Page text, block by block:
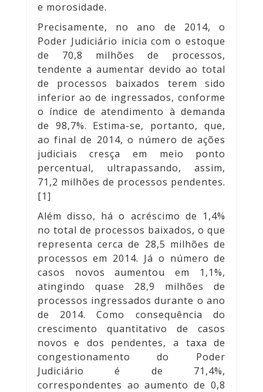
e morosidade.
Precisamente, no ano de 2014, o
Poder Judiciário inicia com o estoque
de 70,8 milhões de processos,
tendente a aumentar devido ao total
de processos baixados terem sido
inferior ao de ingressados, conforme
o índice de atendimento à demanda
de 98,7%. Estima-se, portanto, que,
ao final de 2014, o número de ações
judiciais cresça em meio ponto
percentual, ultrapassando, assim,
71,2 milhões de processos pendentes.
[1]
Além disso, há o acréscimo de 1,4%
no total de processos baixados, o que
representa cerca de 28,5 milhões de
processos em 2014. Já o número de
casos novos aumentou em 1,1%,
atingindo quase 28,9 milhões de
processos ingressados durante o ano
de 2014. Como consequência do
crescimento quantitativo de casos
novos e dos pendentes, a taxa de
congestionamento do Poder
Judiciário é de 71,4%,
correspondentes ao aumento de 0,8